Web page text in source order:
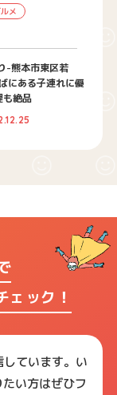
メ
-熊本市東区若
にある子連れに優
も絶品
ェック！
ています。い
い方はぜひフ